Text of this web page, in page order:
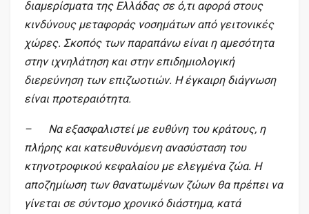
διαμερίσματα της Ελλάδας σε ό,τι αφορά στους
κινδύνους μεταφοράς νοσημάτων από γειτονικές
χώρες. Σκοπός των παραπάνω είναι η αμεσότητα
στην ιχνηλάτηση και στην επιδημιολογική
διερεύνηση των επιζωοτιών. Η έγκαιρη διάγνωση
είναι προτεραιότητα.
– Να εξασφαλιστεί με ευθύνη του κράτους, η
πλήρης και κατευθυνόμενη ανασύσταση του
κτηνοτροφικού κεφαλαίου με ελεγμένα ζώα. Η
αποζημίωση των θανατωμένων ζώων θα πρέπει να
γίνεται σε σύντομο χρονικό διάστημα, κατά